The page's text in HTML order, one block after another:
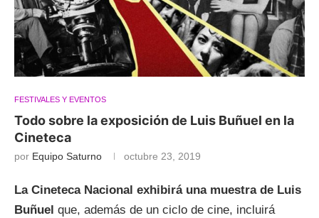
FESTIVALES Y EVENTOS
Todo sobre la exposición de Luis Buñuel en la
Cineteca
por Equipo Saturno octubre 23, 2019
La Cineteca Nacional exhibirá una muestra de Luis
Buñuel que, además de un ciclo de cine, incluirá